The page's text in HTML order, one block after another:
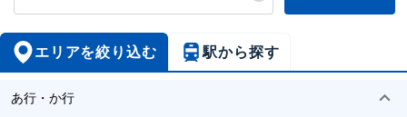
エリアを絞り込む 駅から探す
あ行・か行